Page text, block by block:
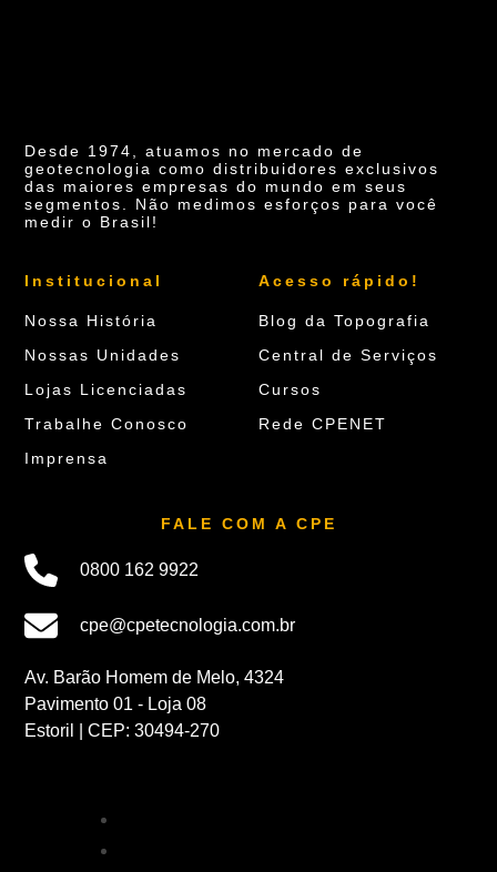
Desde 1974, atuamos no mercado de
geotecnologia como distribuidores exclusivos
das maiores empresas do mundo em seus
segmentos. Não medimos esforços para você
medir o Brasil!
Institucional
Nossa História
Nossas Unidades
Lojas Licenciadas
Trabalhe Conosco
Imprensa
Acesso rápido!
Blog da Topografia
Central de Serviços
Cursos
Rede CPENET
FALE COM A CPE
0800 162 9922
cpe@cpetecnologia.com.br
Av. Barão Homem de Melo, 4324
Pavimento 01 - Loja 08
Estoril | CEP: 30494-270